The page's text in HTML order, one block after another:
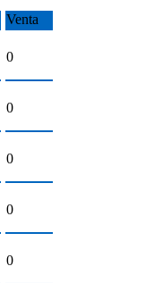
Venta
0
0
0
0
0